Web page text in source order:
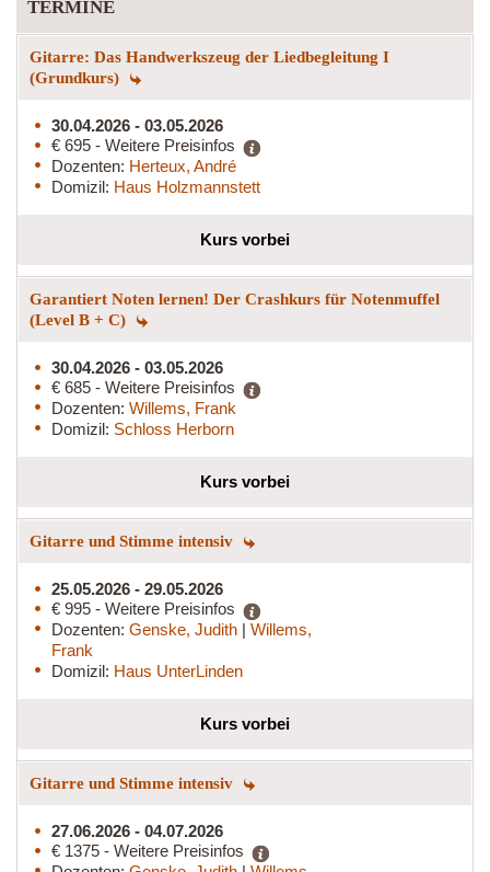
TERMINE
Gitarre: Das Handwerkszeug der Liedbegleitung I
(Grundkurs)
30.04.2026 - 03.05.2026
€ 695 - Weitere Preisinfos
Dozenten: Herteux, André
Domizil: Haus Holzmannstett
Kurs vorbei
Garantiert Noten lernen! Der Crashkurs für Notenmuffel
(Level B + C)
30.04.2026 - 03.05.2026
€ 685 - Weitere Preisinfos
Dozenten: Willems, Frank
Domizil: Schloss Herborn
Kurs vorbei
Gitarre und Stimme intensiv
25.05.2026 - 29.05.2026
€ 995 - Weitere Preisinfos
Dozenten: Genske, Judith | Willems,
Frank
Domizil: Haus UnterLinden
Kurs vorbei
Gitarre und Stimme intensiv
27.06.2026 - 04.07.2026
€ 1375 - Weitere Preisinfos